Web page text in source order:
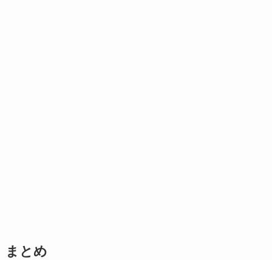
まとめ